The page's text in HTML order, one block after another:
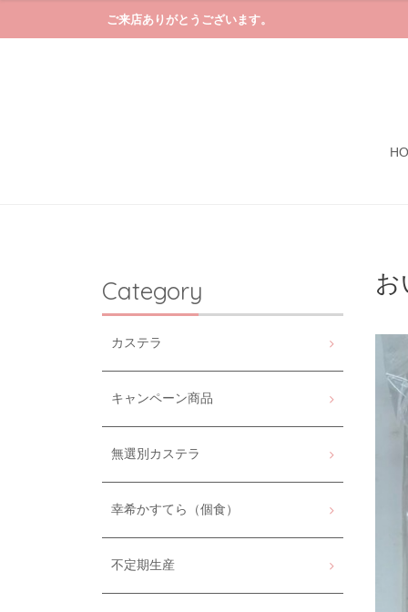
ご来店ありがとうございます。
お
Category
カステラ
キャンペーン商品
無選別カステラ
幸希かすてら（個食）
不定期生産